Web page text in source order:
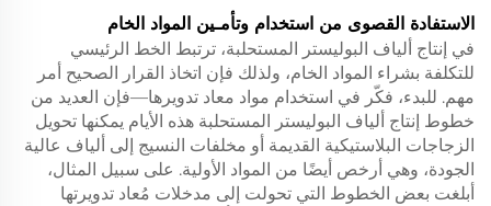
الاستفادة القصوى من استخدام وتأمـين المواد الخام
في إنتاج ألياف البوليستر المستحلبة، ترتبط الخط الرئيسي
للتكلفة بشراء المواد الخام، ولذلك فإن اتخاذ القرار الصحيح أمر
مهم. للبدء، فكّر في استخدام مواد معاد تدويرها—فإن العديد من
خطوط إنتاج ألياف البوليستر المستحلبة هذه الأيام يمكنها تحويل
الزجاجات البلاستيكية القديمة أو مخلفات النسيج إلى ألياف عالية
الجودة، وهي أرخص أيضًا من المواد الأولية. على سبيل المثال،
أبلغت بعض الخطوط التي تحولت إلى مدخلات مُعاد تدويرتها